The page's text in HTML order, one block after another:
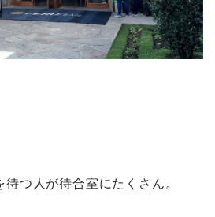
つ人が待合室にたくさん。